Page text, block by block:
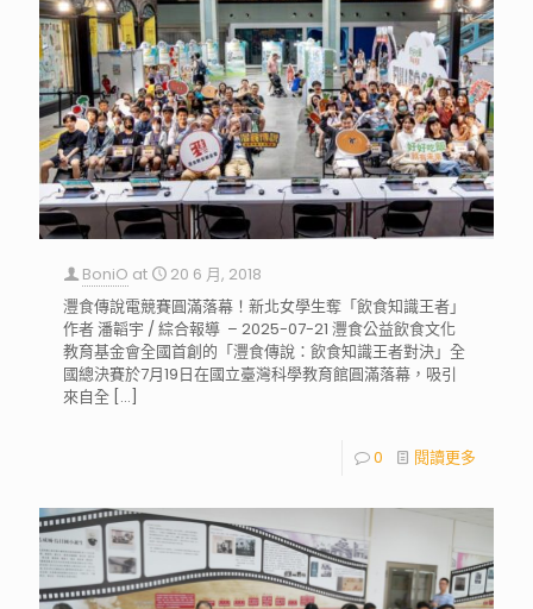
BoniO at
20 6 月, 2018
灃食傳說電競賽圓滿落幕！新北女學生奪「飲食知識王者」
作者 潘韜宇 / 綜合報導 – 2025-07-21 灃食公益飲食文化
教育基金會全國首創的「灃食傳說：飲食知識王者對決」全
國總決賽於7月19日在國立臺灣科學教育館圓滿落幕，吸引
來自全 […]
0 閱讀更多